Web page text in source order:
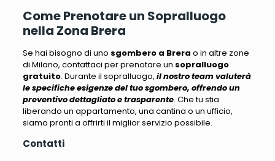
Come Prenotare un Sopralluogo
nella Zona Brera
Se hai bisogno di uno sgombero a Brera o in altre zone
di Milano, contattaci per prenotare un sopralluogo
gratuito. Durante il sopralluogo, il nostro team valuterà
le specifiche esigenze del tuo sgombero, offrendo un
preventivo dettagliato e trasparente. Che tu stia
liberando un appartamento, una cantina o un ufficio,
siamo pronti a offrirti il miglior servizio possibile.
Contatti